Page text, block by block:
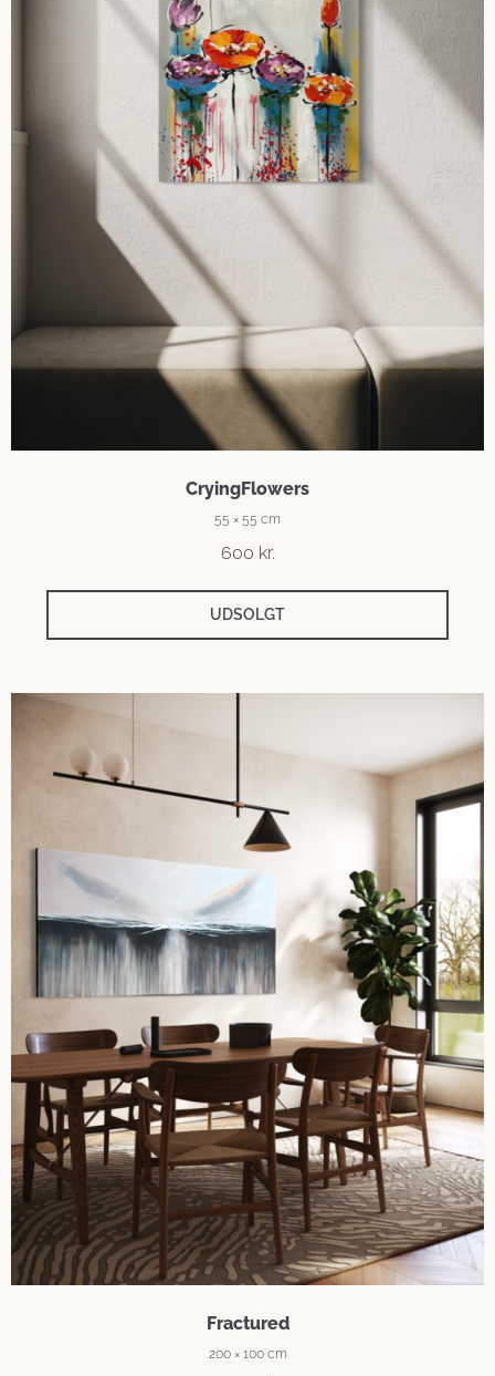
CryingFlowers
55 × 55 cm
600 kr.
UDSOLGT
Fractured
200 × 100 cm